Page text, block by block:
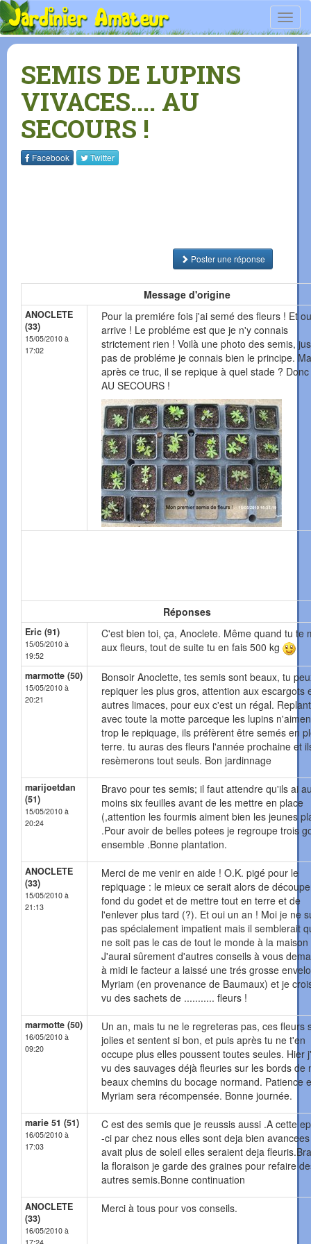
SEMIS DE LUPINS
VIVACES.... AU
SECOURS !
Facebook Twitter
Poster une réponse
Message d'origine
ANOCLETE
(33)
15/05/2010 à
17:02
Pour la premiére fois j'ai semé des fleurs ! Et
arrive ! Le probléme est que je n'y connais
strictement rien ! Voilà une photo des semis,
pas de probléme je connais bien le principe.
après ce truc, il se repique à quel stade ?
AU SECOURS !
Réponses
Eric (91)
15/05/2010 à
19:52
C'est bien toi, ça, Anoclete. Même quand tu te
aux fleurs, tout de suite tu en fais 500 kg
marmotte (50)
15/05/2010 à
20:21
Bonsoir Anoclette, tes semis sont beaux, tu
repiquer les plus gros, attention aux escargots
autres limaces, pour eux c'est un régal.
avec toute la motte parceque les lupins
trop le repiquage, ils préfèrent être semés en
terre. tu auras des fleurs l'année prochaine et
resèmerons tout seuls. Bon jardinnage
marijoetdan
(51)
15/05/2010 à
20:24
Bravo pour tes semis; il faut attendre qu'ils ai
moins six feuilles avant de les mettre en place
(,attention les fourmis aiment bien les jeunes
.Pour avoir de belles potees je regroupe trois
ensemble .Bonne plantation.
ANOCLETE
(33)
15/05/2010 à
21:13
Merci de me venir en aide ! O.K. pigé pour le
repiquage : le mieux ce serait alors de
fond du godet et de mettre tout en terre et de
l'enlever plus tard (?). Et oui un an ! Moi je ne
pas spécialement impatient mais il semblerait
ne soit pas le cas de tout le monde à la maison
J'aurai sûrement d'autres conseils à vous
à midi le facteur a laissé une trés grosse
Myriam (en provenance de Baumaux) et je
vu des sachets de ........... fleurs !
marmotte (50)
16/05/2010 à
09:20
Un an, mais tu ne le regreteras pas, ces fleurs
jolies et sentent si bon, et puis après tu ne t'en
occupe plus elles poussent toutes seules. Hier
vu des sauvages déjà fleuries sur les bords de
beaux chemins du bocage normand. Patience
Myriam sera récompensée. Bonne journée.
marie 51 (51)
16/05/2010 à
17:03
C est des semis que je reussis aussi .A cette
-ci par chez nous elles sont deja bien
avait plus de soleil elles seraient deja
la floraison je garde des graines pour refaire
autres semis.Bonne continuation
ANOCLETE
(33)
16/05/2010 à
Merci à tous pour vos conseils.